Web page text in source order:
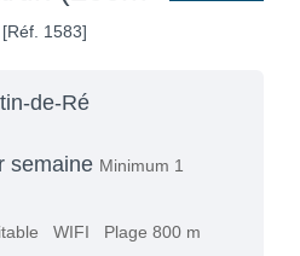
[Réf. 1583]
de-Ré
semaine Minimum 1
WIFI
Plage 800 m